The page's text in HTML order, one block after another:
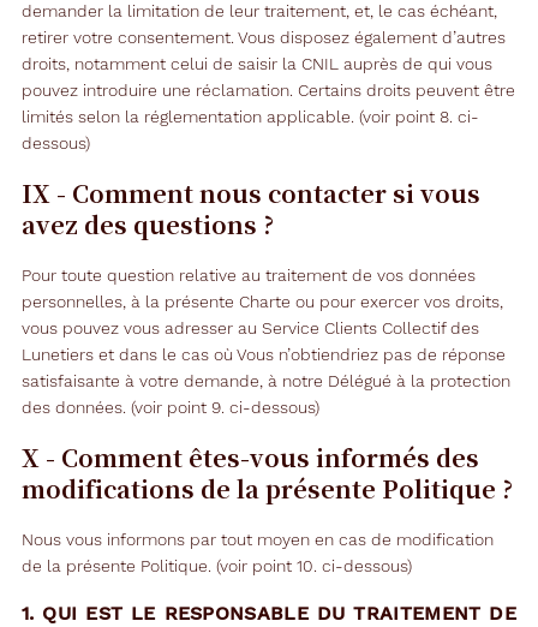
demander la limitation de leur traitement, et, le cas échéant,
retirer votre consentement. Vous disposez également d’autres
droits, notamment celui de saisir la CNIL auprès de qui vous
pouvez introduire une réclamation. Certains droits peuvent être
limités selon la réglementation applicable. (voir point 8. ci-
dessous)
IX - Comment nous contacter si vous
avez des questions ?
Pour toute question relative au traitement de vos données
personnelles, à la présente Charte ou pour exercer vos droits,
vous pouvez vous adresser au Service Clients Collectif des
Lunetiers et dans le cas où Vous n’obtiendriez pas de réponse
satisfaisante à votre demande, à notre Délégué à la protection
des données. (voir point 9. ci-dessous)
X - Comment êtes-vous informés des
modifications de la présente Politique ?
Nous vous informons par tout moyen en cas de modification
de la présente Politique. (voir point 10. ci-dessous)
1. QUI EST LE RESPONSABLE DU TRAITEMENT DE